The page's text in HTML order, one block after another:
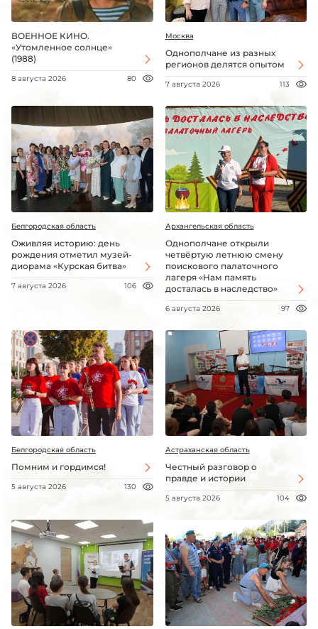
ВОЕННОЕ КИНО.
«Утомленное солнце»
(1988)
8 августа 2026 80
Москва
Однополчане из разных
регионов делятся опытом
7 августа 2026 113
Белгородская область
Оживляя историю: день
рождения отметил музей-
диорама «Курская битва»
7 августа 2026 106
Архангельская область
Однополчане открыли
четвёртую летнюю смену
поискового палаточного
лагеря «Нам память
досталась в наследство»
6 августа 2026 97
Белгородская область
Помним и гордимся!
5 августа 2026 130
Астраханская область
Честный разговор о
правде и истории
5 августа 2026 104